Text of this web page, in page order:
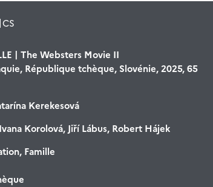
CS
| The Websters Movie II
République tchèque, Slovénie, 2025, 65
Kerekesová
Korolová, Jiří Lábus, Robert Hájek
Famille